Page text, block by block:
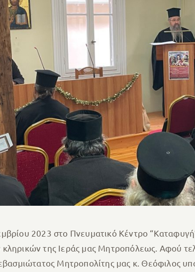
2023 στο Πνευματικό Κέντρο
της Ιεράς μας Μητροπόλεως. Αφού
Μητροπολίτης μας κ. Θεόφιλος